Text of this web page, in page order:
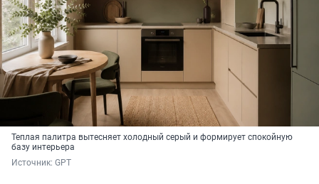
Теплая палитра вытесняет холодный серый и формирует спокойную
базу интерьера
Источник: GPT